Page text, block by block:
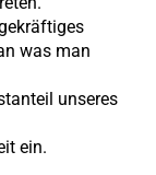
was man
unseres
ein.